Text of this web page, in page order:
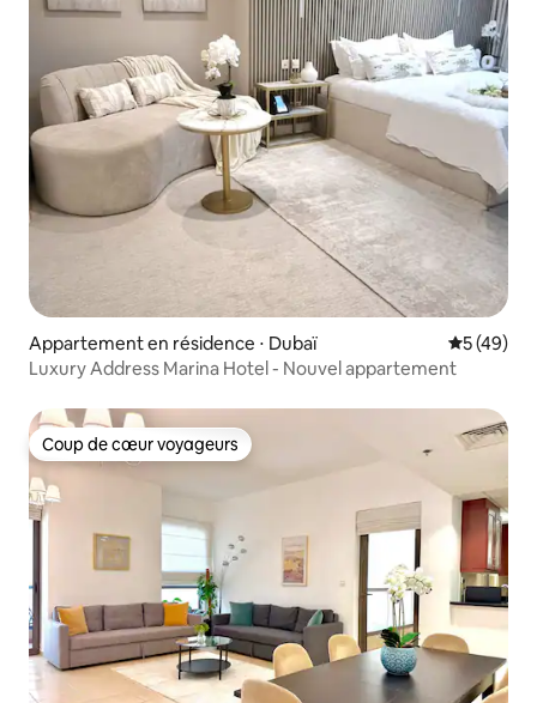
Appartement en résidence ⋅ Dubaï
5 (49)
Luxury Address Marina Hotel - Nouvel appartement
Coup de cœur voyageurs
Coup de cœur voyageurs